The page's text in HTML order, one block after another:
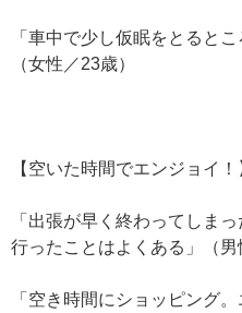
「車中で少し仮眠をとると
（女性／23歳）
【空いた時間でエンジョイ！
「出張が早く終わってしま
行ったことはよくある」（男
「空き時間にショッピング